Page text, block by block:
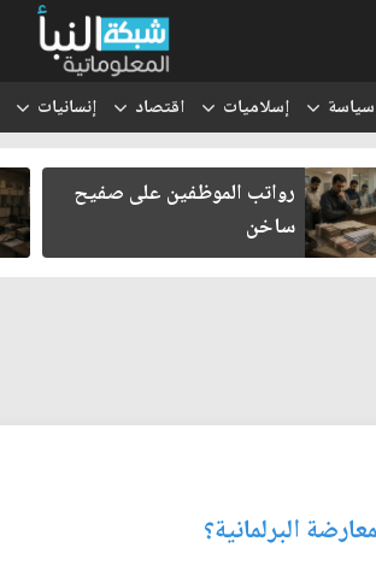
سياسة إسلاميات اقتصاد إنسانيات
رواتب الموظفين على صفيح
ساخن
البرلمانية؟